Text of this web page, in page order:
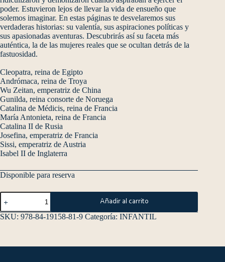
poder. Estuvieron lejos de llevar la vida de ensueño que
solemos imaginar. En estas páginas te desvelaremos sus
verdaderas historias: su valentía, sus aspiraciones políticas y
sus apasionadas aventuras. Descubrirás así su faceta más
auténtica, la de las mujeres reales que se ocultan detrás de la
fastuosidad.
Cleopatra, reina de Egipto
Andrómaca, reina de Troya
Wu Zeitan, emperatriz de China
Gunilda, reina consorte de Noruega
Catalina de Médicis, reina de Francia
María Antonieta, reina de Francia
Catalina II de Rusia
Josefina, emperatriz de Francia
Sissi, emperatriz de Austria
Isabel II de Inglaterra
Disponible para reserva
Añadir al carrito
SKU: 978-84-19158-81-9 Categoría: INFANTIL